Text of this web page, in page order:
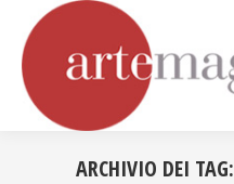
ARCHIVIO DEI TAG: